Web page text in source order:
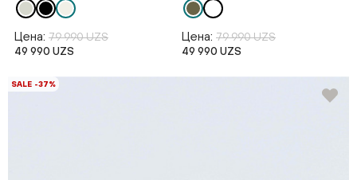
Цена: 79 990 UZS
49 990 UZS
Цена: 79 990 UZS
49 990 UZS
SALE -37%